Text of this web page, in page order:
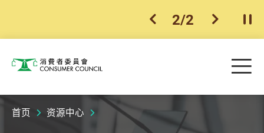
上一个
2/2 下一个开
消费者委员会 目
首页 资源中心